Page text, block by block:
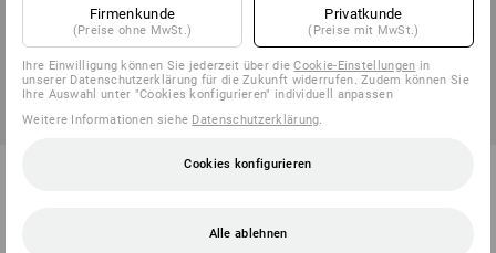
Moldex Jazz-Band
ab
Firmenkunde
(Preise ohne MwSt.)
Privatkunde
(Preise mit MwSt.)
Ihre Einwilligung können Sie jederzeit über dieCookie-Einstellungen in
unserer Datenschutzerklärung für die Zukunft widerrufen. Zudem können Sie
Ihre Auswahl unter "Cookies konfigurieren" individuell anpassen
Weitere Informationen siehe Datenschutzerklärung.
Cookies konfigurieren
Alle ablehnen